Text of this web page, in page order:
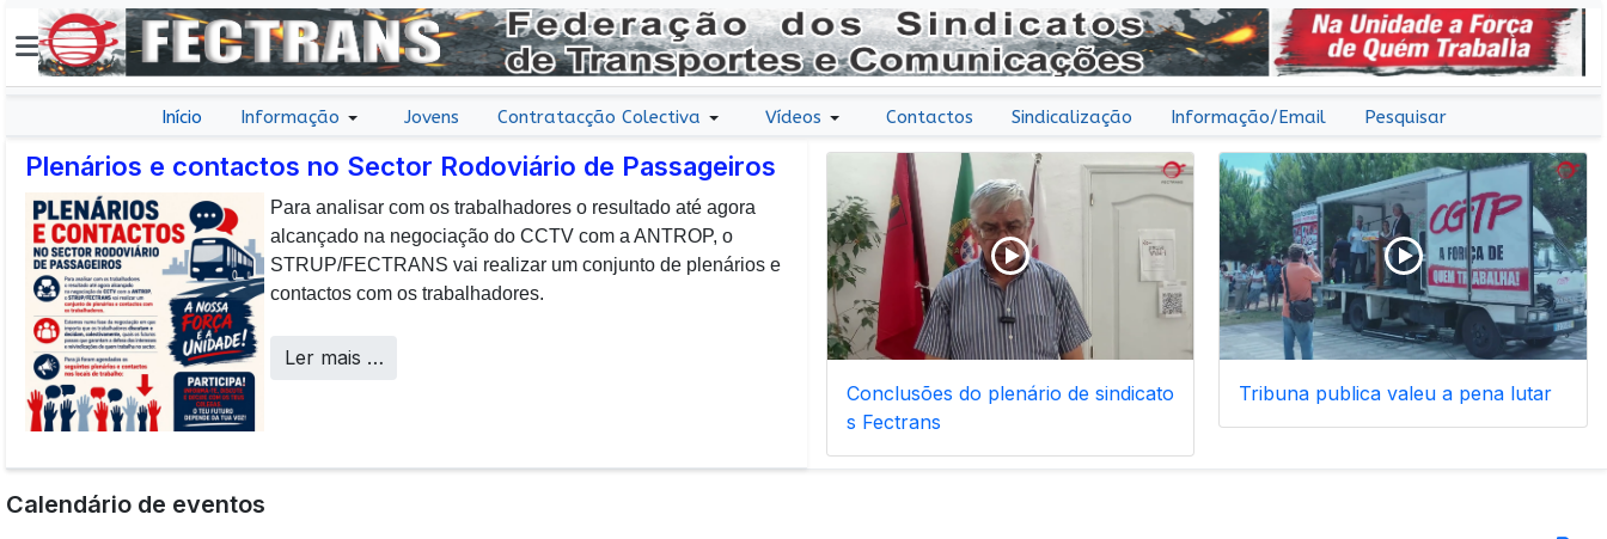
Início Informação Jovens Contratacção Colectiva Vídeos Contactos Sindicalização Informação/Email Pesquisar
Plenários e contactos no Sector Rodoviário de Passageiros
Para analisar com os trabalhadores o resultado até agora
alcançado na negociação do CCTV com a ANTROP, o
STRUP/FECTRANS vai realizar um conjunto de plenários e
contactos com os trabalhadores.
Ler mais …
E não posso […] deixar de dar uma nota de agradecimento
aos colaboradores da CP que, todos os dias, enfrentam com
sucesso os desafios operacionais de manutenção inerentes
a uma frota tão envelhecida.
Call Centers
Conclusões do plenário de sindicato
s Fectrans
Tribuna publica valeu a pena lutar
Calendário de eventos